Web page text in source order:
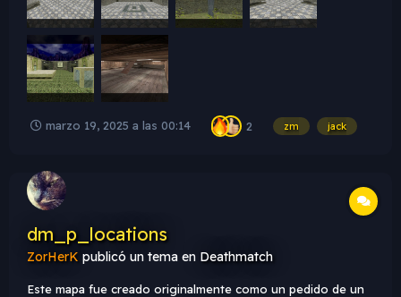
marzo 19, 2025 a las 00:14 2 zm jack
dm_p_locations
ZorHerK publicó un tema en Deathmatch
Este mapa fue creado originalmente como un pedido de un